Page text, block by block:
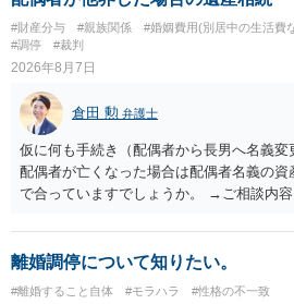
#財産分与 #親族関係 #婚姻費用(別居中の生活費
#調停
#裁判
2026年8月7日
倉田 勲 弁護士
仮に何も手続き（配偶者から長男へ名義変
配偶者が亡くなった場合は配偶者名義の
で合っていますでしょうか。 →ご相談内
完全に所有する場合は、他の相続人に対
償金の支払いが必要になります。
離婚調停について知りたい。
#離婚すること自体 #モラハラ #性格の不一致